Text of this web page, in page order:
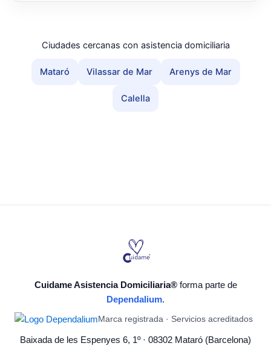
Ciudades cercanas con asistencia domiciliaria
Mataró Vilassar de Mar Arenys de Mar
Calella
Cuidame Asistencia Domiciliaria®forma parte de
Dependalium.
Marca registrada · Servicios acreditados
Baixada de les Espenyes 6, 1º · 08302 Mataró (Barcelona)